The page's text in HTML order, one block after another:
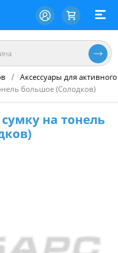
/ Аксессуары для
большое (Солодков)
на тонель